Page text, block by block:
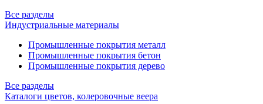
Все разделы
Индустриальные материалы
Промышленные покрытия металл
Промышленные покрытия бетон
Промышленные покрытия дерево
Все разделы
Каталоги цветов, колеровочные веера